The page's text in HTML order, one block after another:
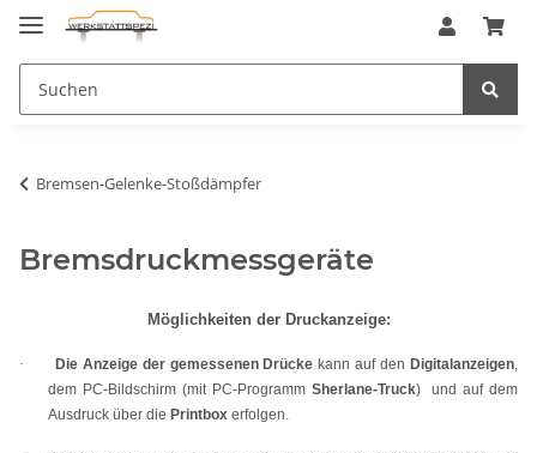
Bremsen-Gelenke-Stoßdämpfer
Bremsdruckmessgeräte
Möglichkeiten der Druckanzeige:
· Die Anzeige der gemessenen Drücke kann auf denDigitalanzeigen
dem PC-Bildschirm (mit PC-Programm Sherlane-Truck)
und auf dem
Ausdruck über die Printbox erfolgen.